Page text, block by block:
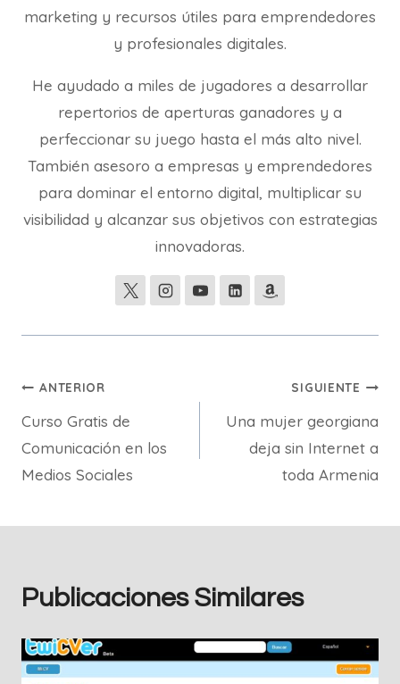
marketing y recursos útiles para emprendedores
y profesionales digitales.
He ayudado a miles de jugadores a desarrollar
repertorios de aperturas ganadores y a
perfeccionar su juego hasta el más alto nivel.
También asesoro a empresas y emprendedores
para dominar el entorno digital, multiplicar su
visibilidad y alcanzar sus objetivos con estrategias
innovadoras.
Navegación
de
entradas
ANTERIOR
Curso Gratis de
Comunicación en los
Medios Sociales
SIGUIENTE
Una mujer georgiana
deja sin Internet a
toda Armenia
Publicaciones Similares